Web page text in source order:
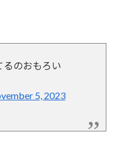
るのおもろい
5, 2023